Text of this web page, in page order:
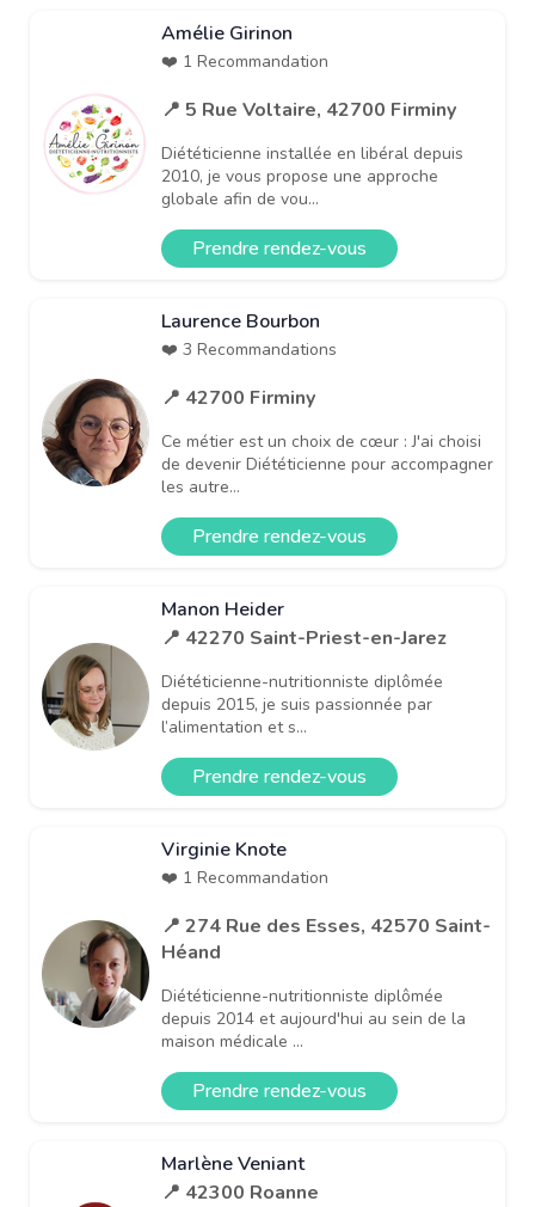
Amélie Girinon
❤️ 1 Recommandation
📍 5 Rue Voltaire, 42700 Firminy
Diététicienne installée en libéral depuis
2010, je vous propose une approche
globale afin de vou...
Prendre rendez-vous
Laurence Bourbon
❤️ 3 Recommandations
📍 42700 Firminy
Ce métier est un choix de cœur : J'ai choisi
de devenir Diététicienne pour accompagner
les autre...
Prendre rendez-vous
Manon Heider
📍 42270 Saint-Priest-en-Jarez
Diététicienne-nutritionniste diplômée
depuis 2015, je suis passionnée par
l’alimentation et s...
Prendre rendez-vous
Virginie Knote
❤️ 1 Recommandation
📍 274 Rue des Esses, 42570 Saint-
Héand
Diététicienne-nutritionniste diplômée
depuis 2014 et aujourd'hui au sein de la
maison médicale ...
Prendre rendez-vous
Marlène Veniant
📍 42300 Roanne